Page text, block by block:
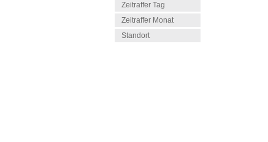
Zeitraffer Tag
Zeitraffer Monat
Standort